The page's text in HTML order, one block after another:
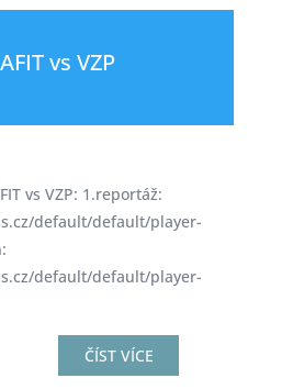
vs VZP
vs VZP: 1.reportáž:
default/default/player-
default/default/player-
ČÍST VÍCE